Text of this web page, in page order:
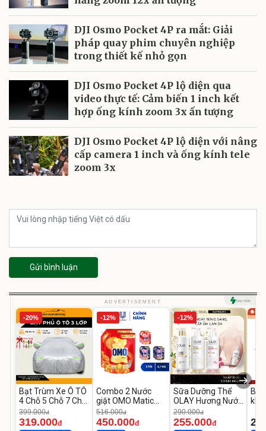
DJI Osmo Pocket 4P ra mắt: Giải
pháp quay phim chuyên nghiệp
trong thiết kế nhỏ gọn
DJI Osmo Pocket 4P lộ diện qua
video thực tế: Cảm biến 1 inch kết
hợp ống kính zoom 3x ấn tượng
DJI Osmo Pocket 4P lộ diện với nâng
cấp camera 1 inch và ống kính tele
zoom 3x
Gửi bình luận
ADVERTISEMENT
-20%
Bạt Trùm Xe Ô TÔ
4 Chỗ 5 Chỗ 7 Chỗ,
Bán Tải
399.000đ
319.000đ
-12%
Combo 2 Nước
giặt OMO Matic
Hương Nước Hoa
Comfort 4.1KG
516.000đ
450.000đ
-12%
Sữa Dưỡng Thể
OLAY Hương Nước
Hoa Dưỡng Ẩm
Chuyên Sâu
290.000đ
255.000đ
Bộ